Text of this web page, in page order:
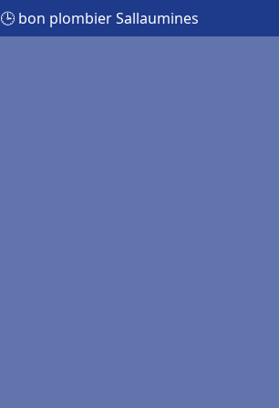
🕒 bon plombier Sallaumines